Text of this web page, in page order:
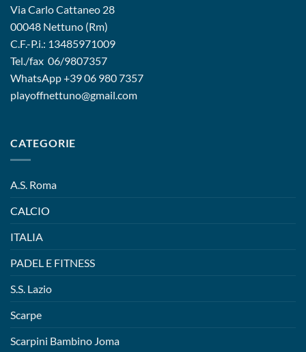
Via Carlo Cattaneo 28
00048 Nettuno (Rm)
C.F.-P.i.: 13485971009
Tel./fax 06/9807357
WhatsApp+39 06 980 7357
playoffnettuno@gmail.com
CATEGORIE
A.S. Roma
CALCIO
ITALIA
PADEL E FITNESS
S.S. Lazio
Scarpe
Scarpini Bambino Joma